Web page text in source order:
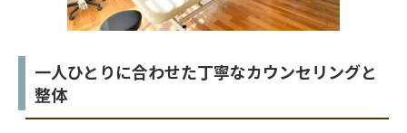
一人ひとりに合わせた丁寧なカウンセリングと
整体